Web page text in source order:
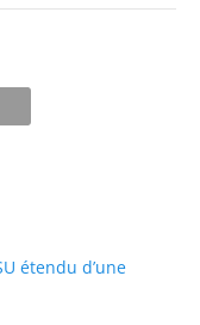
étendu d’une